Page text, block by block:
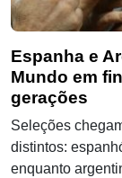
Espanha e
Mundo em
gerações
Seleções
distintos:
enquanto